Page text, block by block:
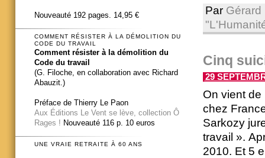
Par Gérard
Cinq
29
On vient de
chez
Sarkozy
travail ».
2010. Et 5
Nouveauté 192 pages. 14,95 €
COMMENT RÉSISTER À LA DÉMOLITION DU
CODE DU TRAVAIL
Comment résister à la démolition du
Code du travail
(G. Filoche, en collaboration avec Richard
Abauzit.)
Préface de Thierry Le Paon
Aux Éditions Le Vent se lève, collection Ô
Rages ! Nouveauté 116 p. 10 euros
UNE VRAIE RETRAITE À 60 ANS